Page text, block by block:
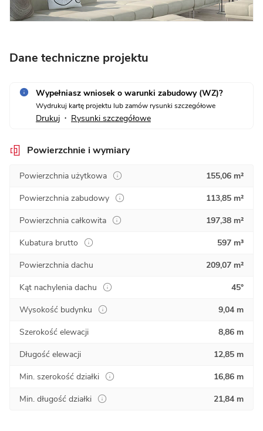
Dane techniczne projektu
Wypełniasz wniosek o warunki zabudowy (WZ)?
Wydrukuj kartę projektu lub zamów rysunki szczegółowe
Drukuj • Rysunki szczegółowe
Powierzchnie i wymiary
Powierzchnia użytkowa
155,06 m²
Powierzchnia zabudowy
113,85 m²
Powierzchnia całkowita
197,38 m²
Kubatura brutto
597 m³
Powierzchnia dachu
209,07 m²
Kąt nachylenia dachu
45°
Wysokość budynku
9,04 m
Szerokość elewacji
8,86 m
Długość elewacji
12,85 m
Min. szerokość działki
16,86 m
Min. długość działki
21,84 m